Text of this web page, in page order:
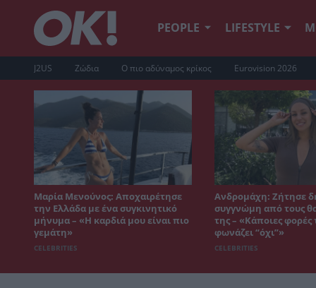
PEOPLE LIFESTYLE
J2US Ζώδια Ο πιο αδύναμος κρίκος Eurovision 2026
Μαρία Μενούνος: Αποχαιρέτησε
την Ελλάδα με ένα συγκινητικό
μήνυμα – «Η καρδιά μου είναι πιο
γεμάτη»
CELEBRITIES
Ανδρομάχη: Ζήτησε
συγγνώμη από τους
της – «Κάποιες
φωνάζει “όχι”»
CELEBRITIES